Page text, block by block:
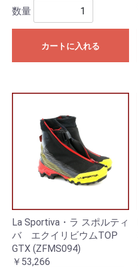
数量
カートに入れる
La Sportiva・ラ スポルティ
バ エクイリビウムTOP
GTX (ZFMS094)
￥53,266